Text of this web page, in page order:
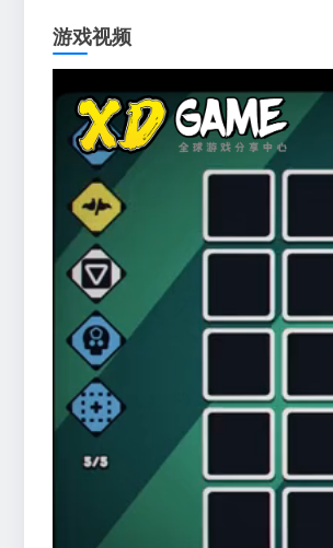
游戏视频